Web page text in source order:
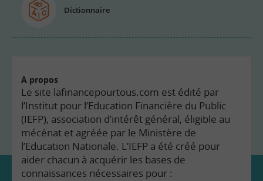
Dictionnaire
À propos
Le site lafinancepourtous.com est édité par
l’Institut pour l’Education Financière du Public
(IEFP), association d’intérêt général, éligible au
mécénat et agréée par le Ministère de
l’Education Nationale. L’IEFP a été créé pour
aider chacun à acquérir les bases de
connaissances nécessaires pour :